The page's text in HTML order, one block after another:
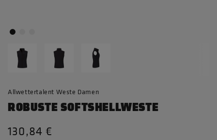
Allwettertalent Weste Damen
ROBUSTE SOFTSHELLWESTE
130,84 €